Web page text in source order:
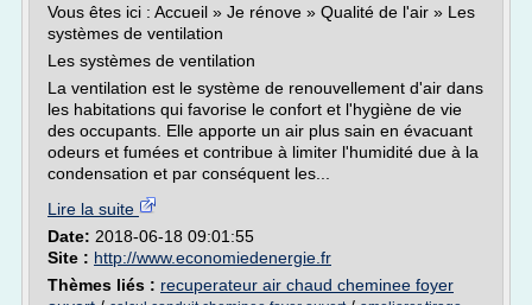
Vous êtes ici : Accueil » Je rénove » Qualité de l'air » Les
systèmes de ventilation
Les systèmes de ventilation
La ventilation est le système de renouvellement d'air dans
les habitations qui favorise le confort et l'hygiène de vie
des occupants. Elle apporte un air plus sain en évacuant
odeurs et fumées et contribue à limiter l'humidité due à la
condensation et par conséquent les...
Lire la suite
Date: 2018-06-18 09:01:55
Site : http://www.economiedenergie.fr
Thèmes liés : recuperateur air chaud cheminee foyer